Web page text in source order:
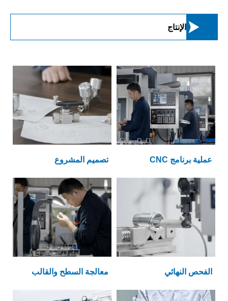
 الإنتاج
تصميم المشروع عملية برنامج CNC
معالجة السطح والقالب الفحص النهائي